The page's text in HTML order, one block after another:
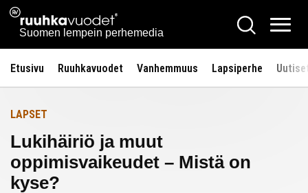
Siirry
sisältöön
Ruuhkavuodet.fi
Suomen lempein perhemedia
Hae
Etusivu Ruuhkavuodet Vanhemmuus Lapsiperhe
Etusivulle
LAPSET
Lukihäiriö ja muut
oppimisvaikeudet – Mistä on
kyse?